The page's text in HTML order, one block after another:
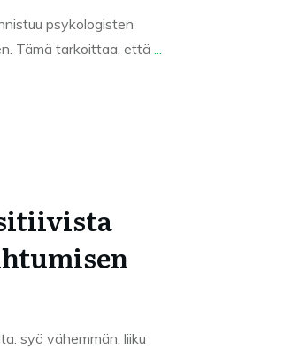
psykologisten
Tämä tarkoittaa, että ...
syö vähemmän, liiku